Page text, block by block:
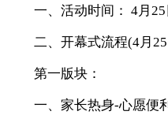
一、活动时间： 4月
二、开幕式流程(4月
第一版块：
一、家长热身-心愿便